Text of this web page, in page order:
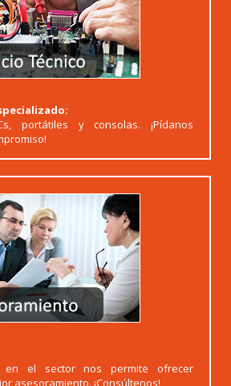
portátiles y consolas. ¡Pídanos
el sector nos permite ofrecer
asesoramiento. ¡Consúltenos!